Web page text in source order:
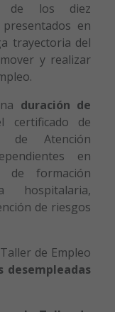
de los diez
en
trayectoria del
y realizar
duración de
de
de Atención
en
de formación
hospitalaria,
de riesgos
de Empleo
desempleadas